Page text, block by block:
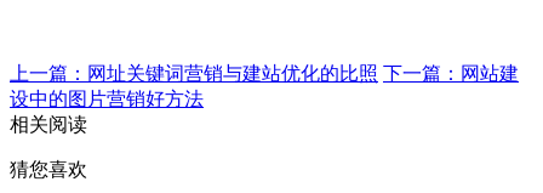
上一篇：网址关键词营销与建站优化的比照 下一篇：网站建
设中的图片营销好方法
相关阅读
猜您喜欢